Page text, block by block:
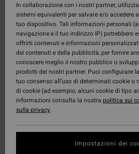
In collaborazione con i nostri partner,
sistemi equivalenti per salvare e/o accedere
tuo dispositivo. Tali informazioni personali
navigazione e il tuo indirizzo IP) potrebbero
offrirti contenuti e informazioni
dei contenuti e della pubblicità, per fornire
conoscere meglio il nostro pubblico o
prodotti dei nostri partner. Puoi configurare
tuo consenso all’uso di determinati cookie o
di cookie (ad esempio, alcuni cookie di tipo
informazioni consulta la nostra politica sui
sulla privacy.
Impostazioni dei